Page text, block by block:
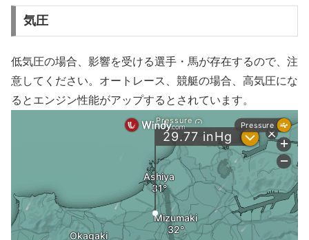
気圧
低気圧の場合、影響を受ける選手・馬が存在するので、注
意してください。オートレース、競艇の場合、高気圧にな
るとエンジン性能がアップするとされています。